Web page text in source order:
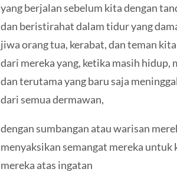
yang berjalan sebelum kita dengan
dan beristirahat dalam tidur yang
jiwa orang tua, kerabat, dan teman
dari mereka yang, ketika masih hidup,
dan terutama yang baru saja
dari semua dermawan,
dengan sumbangan atau warisan
menyaksikan semangat mereka
mereka atas ingatan